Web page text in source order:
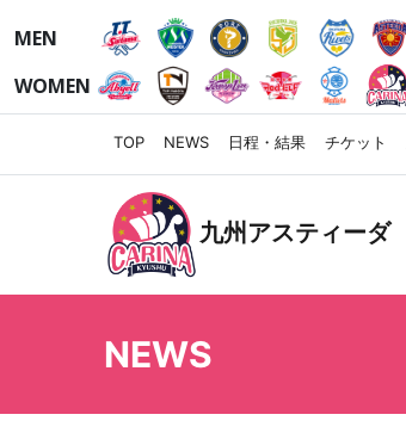
MEN
WOMEN
TOP NEWS 日程・結果 チケット
九州アスティーダ
NEWS